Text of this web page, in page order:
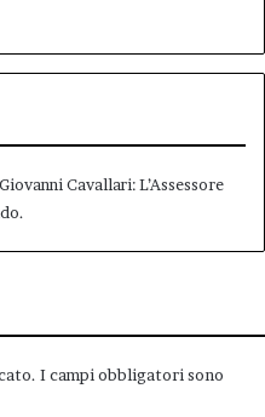
Cavallari: L’Assessore
I campi obbligatori sono